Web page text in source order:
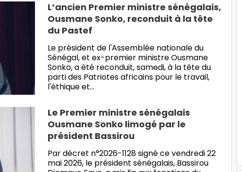
L’ancien Premier ministre sénégalais,
Ousmane Sonko, reconduit à la tête
du Pastef
Le président de l'Assemblée nationale du
Sénégal, et ex-premier ministre Ousmane
Sonko, a été reconduit, samedi, à la tête du
parti des Patriotes africains pour le travail,
l'éthique et…
Le Premier ministre sénégalais
Ousmane Sonko limogé par le
président Bassirou
Par décret n°2026-1128 signé ce vendredi 22
mai 2026, le président sénégalais, Bassirou